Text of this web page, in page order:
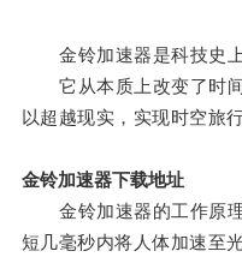
金铃加速器是科技史上
它从本质上改变了时间
以超越现实，实现时空旅
金铃加速器下载地址
金铃加速器的工作原理
短几毫秒内将人体加速至